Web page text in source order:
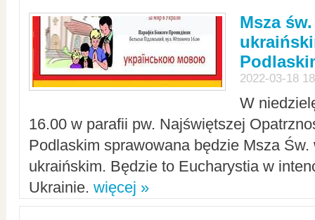
Msza
2022-03-18
W
16.00 w parafii pw. Najświętszej
Podlaskim sprawowana będzie Msza Św.
ukraińskim. Będzie to Eucharystia w
Ukrainie. więcej »